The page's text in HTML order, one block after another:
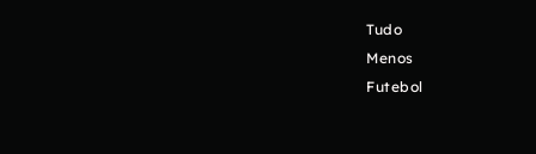
Tudo
Menos
Futebol